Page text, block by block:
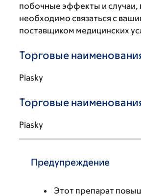
побочные эффекты и случаи,
необходимо связаться с
поставщиком медицинских
Торговые
Piasky
Торговые
Piasky
Предупреждение
Этот препарат